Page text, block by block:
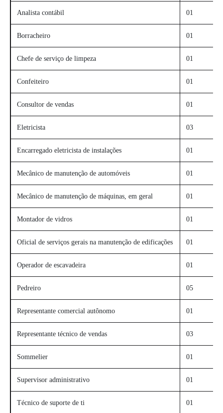
Analista contábil 01
Borracheiro 01
Chefe de serviço de limpeza 01
Confeiteiro 01
Consultor de vendas 01
Eletricista 03
Encarregado eletricista de instalações 01
Mecânico de manutenção de automóveis 01
Mecânico de manutenção de máquinas, em geral 01
Montador de vidros 01
Oficial de serviços gerais na manutenção de edificações 01
Operador de escavadeira 01
Pedreiro 05
Representante comercial autônomo 01
Representante técnico de vendas 03
Sommelier 01
Supervisor administrativo 01
Técnico de suporte de ti 01